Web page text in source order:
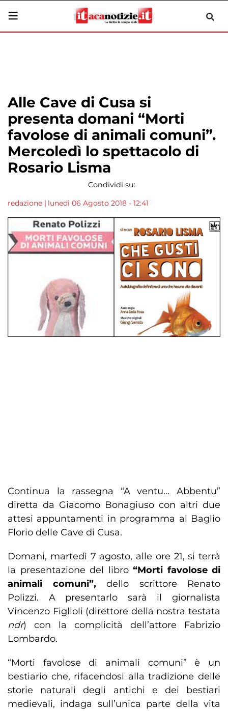
Alle Cave di Cusa si
presenta domani “Morti
favolose di animali comuni”.
Mercoledì lo spettacolo di
Rosario Lisma
Condividi su:
redazione | lunedì 06 Agosto 2018 - 12:41
Continua la rassegna “A ventu… Abbentu”
diretta da Giacomo Bonagiuso con altri due
attesi appuntamenti in programma al Baglio
Florio delle Cave di Cusa.
Domani, martedì 7 agosto, alle ore 21, si terrà
la presentazione del libro “Morti favolose di
animali comuni”, dello scrittore Renato
Polizzi. A presentarlo sarà il giornalista
Vincenzo Figlioli (direttore della nostra testata
ndr) con la complicità dell’attore Fabrizio
Lombardo.
“Morti favolose di animali comuni” è un
bestiario che, rifacendosi alla tradizione delle
storie naturali degli antichi e dei bestiari
medievali, indaga sull’unica parte della vita